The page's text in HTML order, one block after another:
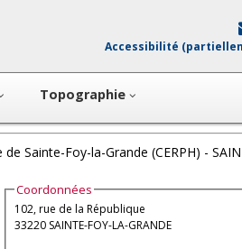
Accessibilité
Topographie
Sainte-Foy-la-Grande (CERPH) -
Coordonnées
102, rue de la République
33220 SAINTE-FOY-LA-GRANDE